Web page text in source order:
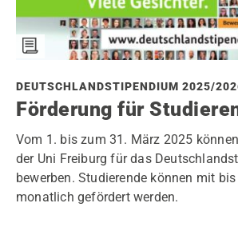
DEUTSCHLANDSTIPENDIUM 2025/
Förderung für
Vom 1. bis zum 31. März 2025
der Uni Freiburg für das
bewerben. Studierende können mit
monatlich gefördert werden.